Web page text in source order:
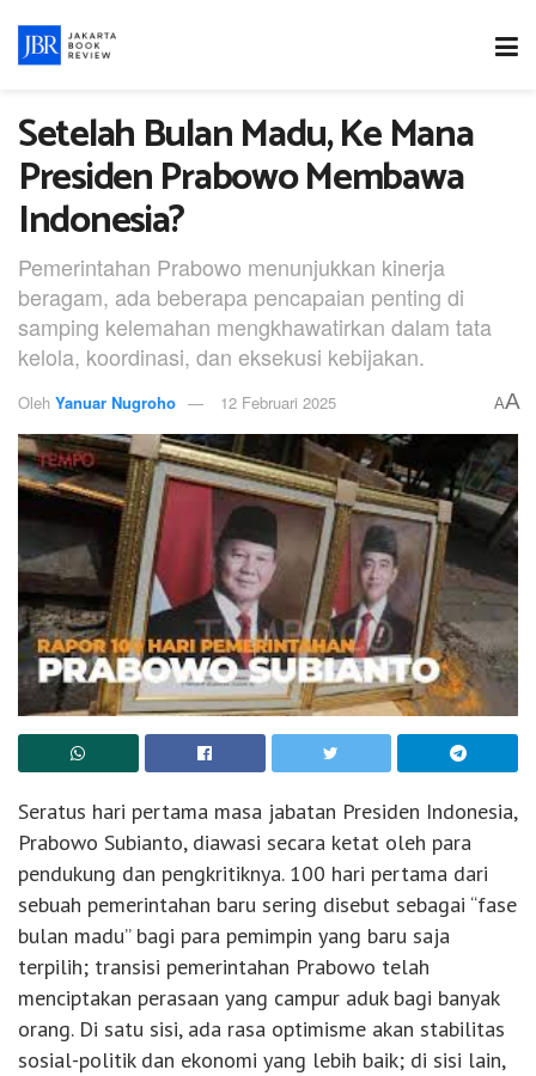
Setelah Bulan Madu, Ke Mana
Presiden Prabowo Membawa
Indonesia?
Pemerintahan Prabowo menunjukkan kinerja
beragam, ada beberapa pencapaian penting di
samping kelemahan mengkhawatirkan dalam tata
kelola, koordinasi, dan eksekusi kebijakan.
Oleh Yanuar Nugroho 12 Februari 2025 AA
Seratus hari pertama masa jabatan Presiden Indonesia,
Prabowo Subianto, diawasi secara ketat oleh para
pendukung dan pengkritiknya. 100 hari pertama dari
sebuah pemerintahan baru sering disebut sebagai “fase
bulan madu” bagi para pemimpin yang baru saja
terpilih; transisi pemerintahan Prabowo telah
menciptakan perasaan yang campur aduk bagi banyak
orang. Di satu sisi, ada rasa optimisme akan stabilitas
sosial-politik dan ekonomi yang lebih baik; di sisi lain,